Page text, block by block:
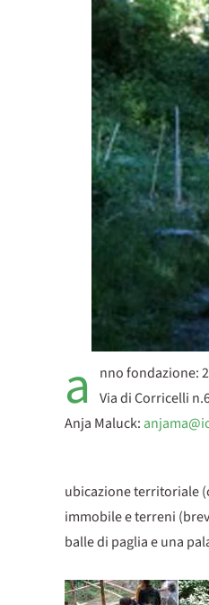
a
nno fondazione:
Via di Corricelli
Anja Maluck:
ubicazione territoriale
immobile e terreni
balle di paglia e una